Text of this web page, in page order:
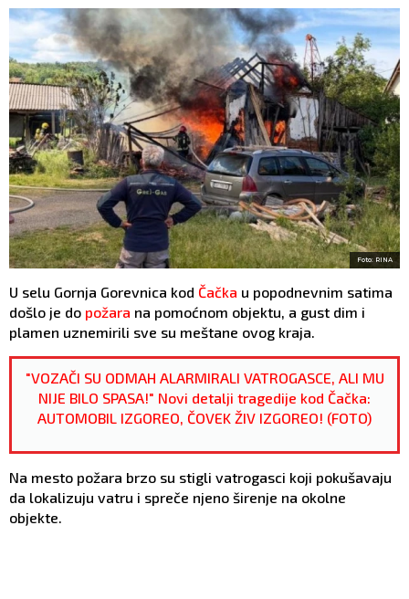
Foto: RINA
U selu Gornja Gorevnica kod Čačka u popodnevnim satima
došlo je do požara na pomoćnom objektu, a gust dim i
plamen uznemirili sve su meštane ovog kraja.
"VOZAČI SU ODMAH ALARMIRALI VATROGASCE, ALI MU
NIJE BILO SPASA!" Novi detalji tragedije kod Čačka:
AUTOMOBIL IZGOREO, ČOVEK ŽIV IZGOREO! (FOTO)
Na mesto požara brzo su stigli vatrogasci koji pokušavaju
da lokalizuju vatru i spreče njeno širenje na okolne
objekte.